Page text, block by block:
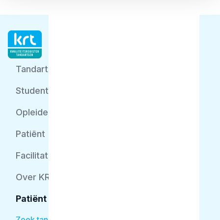
Tandarts
Student
Opleider
Patiënt
Facilitator
Over KRT
Patiënt